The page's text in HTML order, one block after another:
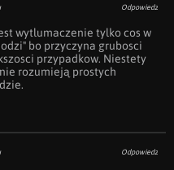
Odpowiedz
wytlumaczenie tylko cos w
bo przyczyna grubosci
przypadkow. Niestety
rozumieją prostych
Odpowiedz